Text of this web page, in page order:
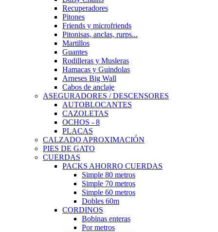
Recuperadores
Pitones
Friends y microfriends
Pitonisas, anclas, rurps...
Martillos
Guantes
Rodilleras y Musleras
Hamacas y Guindolas
Arneses Big Wall
Cabos de anclaje
ASEGURADORES / DESCENSORES
AUTOBLOCANTES
CAZOLETAS
OCHOS - 8
PLACAS
CALZADO APROXIMACIÓN
PIES DE GATO
CUERDAS
PACKS AHORRO CUERDAS
Simple 80 metros
Simple 70 metros
Simple 60 metros
Dobles 60m
CORDINOS
Bobinas enteras
Por metros